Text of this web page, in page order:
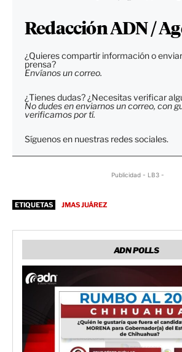
Redacción ADN /
¿Quieres compartir información o
prensa?
Envíanos un correo.
¿Tienes dudas? ¿Necesitas verificar
No dudes en enviarnos un correo, con
verificamos por tí.
Síguenos en nuestras redes sociales.
Publicidad - LB3 -
ETIQUETAS JMAS JUÁREZ
ADN POLLS